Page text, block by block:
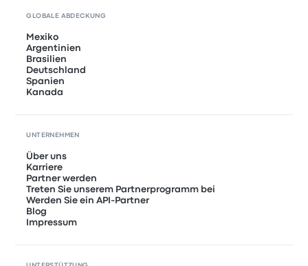
GLOBALE ABDECKUNG
Mexiko
Argentinien
Brasilien
Deutschland
Spanien
Kanada
UNTERNEHMEN
Über uns
Karriere
Partner werden
Treten Sie unserem Partnerprogramm bei
Werden Sie ein API-Partner
Blog
Impressum